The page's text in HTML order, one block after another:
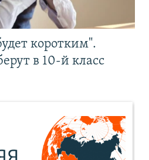
коротким".
в 10-й класс